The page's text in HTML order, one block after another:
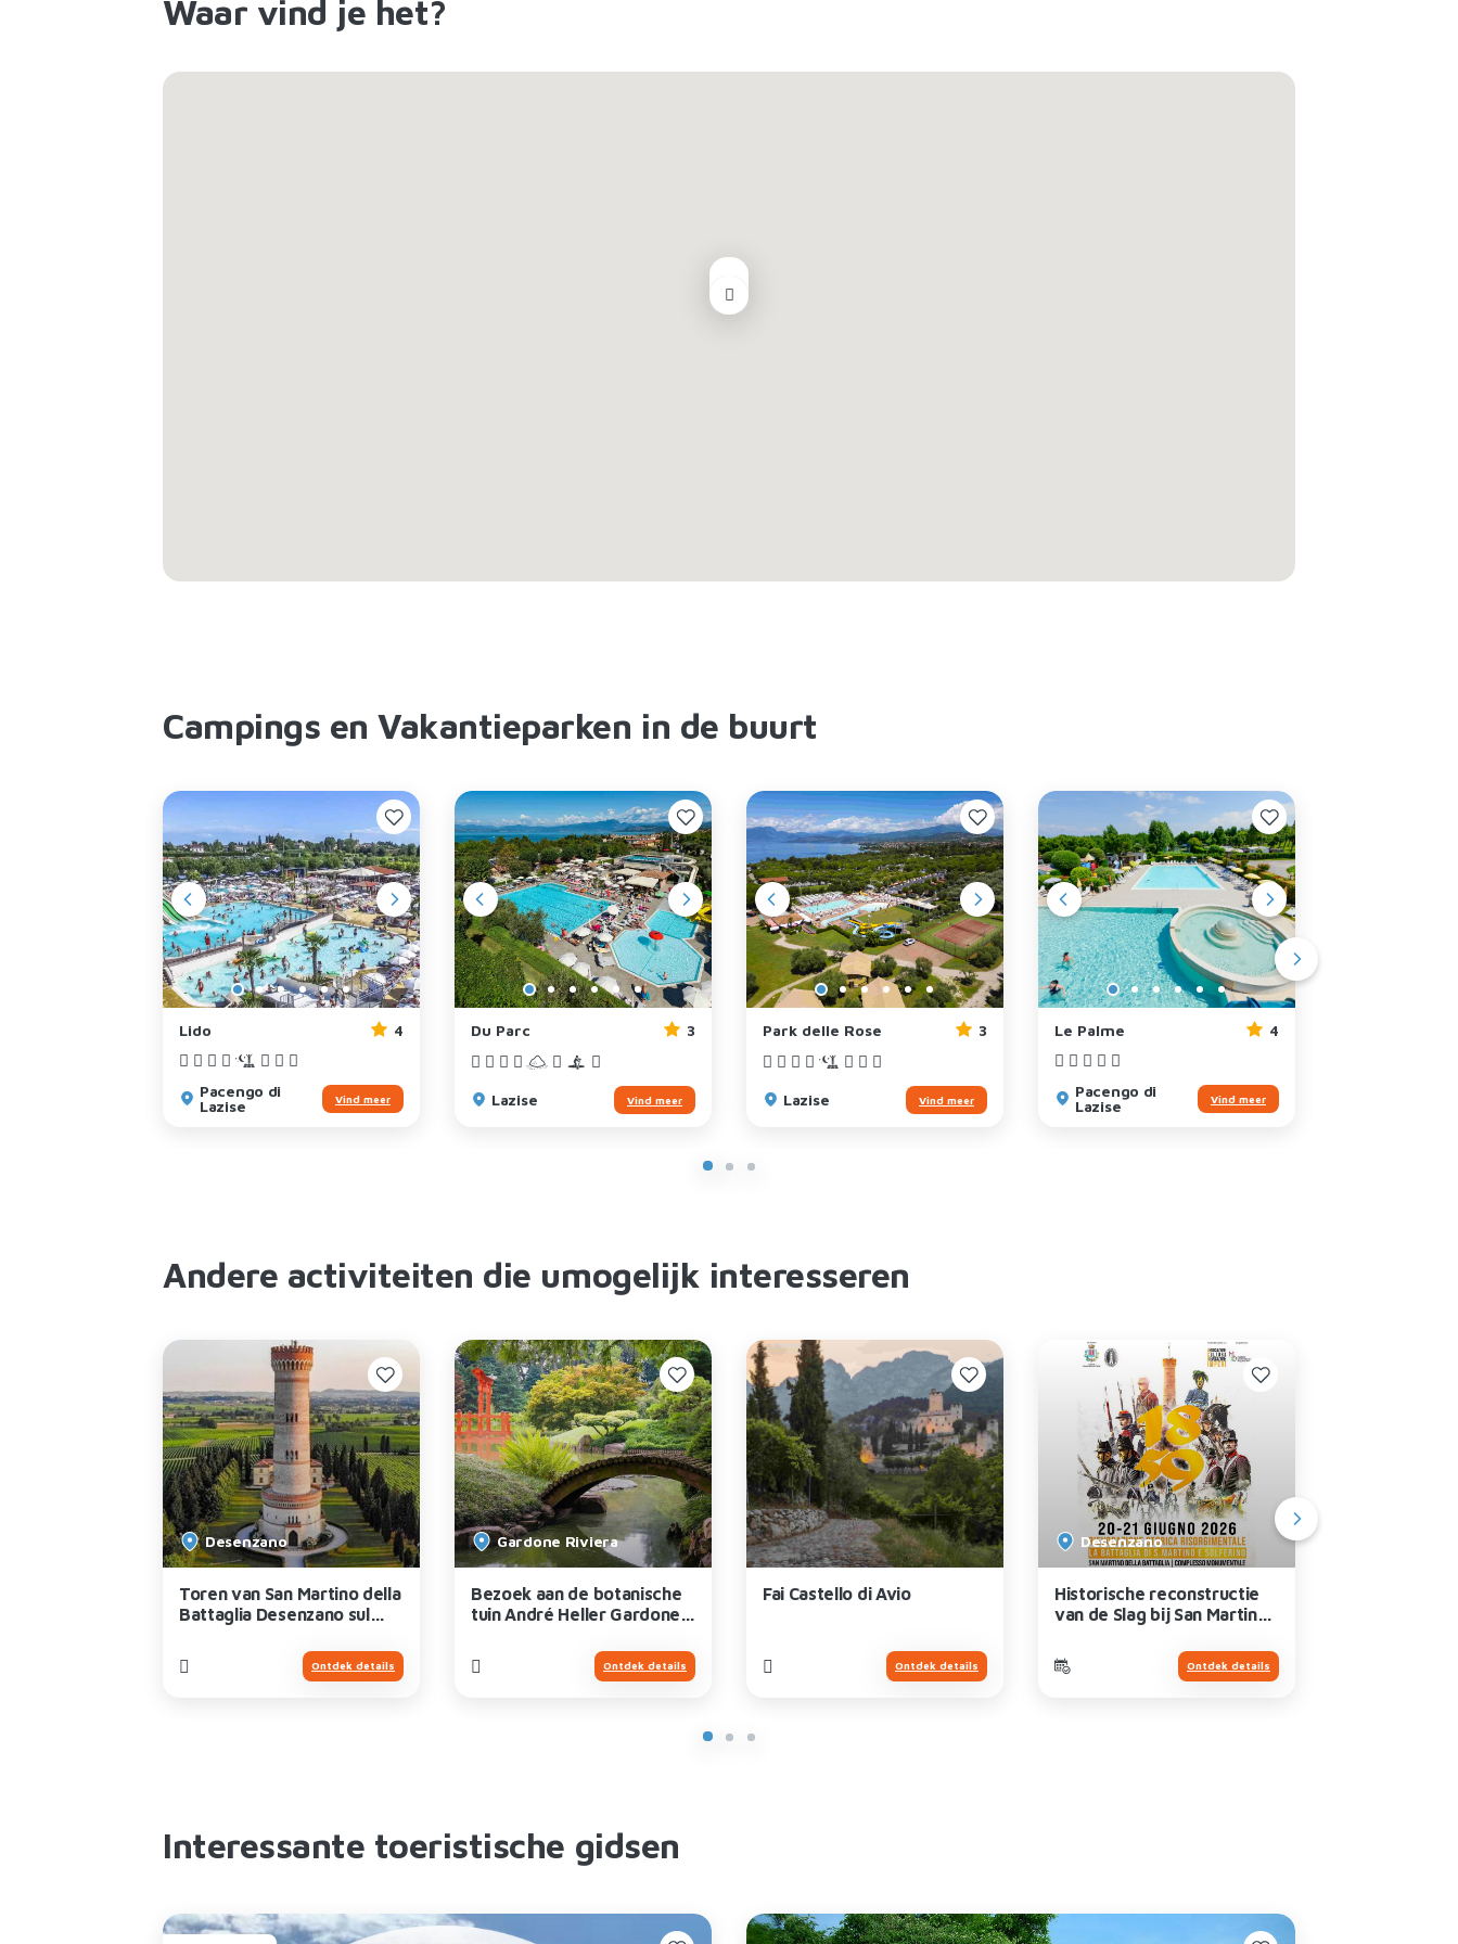
Waar vind je het?
Campings en Vakantieparken in de buurt
Lido 4
Pacengo di
Lazise
Vind meer
Du Parc 3
Lazise Vind meer
Park delle Rose 3
Lazise Vind meer
Le Palme 4
Pacengo di
Lazise
Vind meer
Andere activiteiten die umogelijk interesseren
Desenzano
Toren van San Martino della
Battaglia Desenzano sul
Ontdek details
Gardone Riviera
Bezoek aan de botanische
tuin André Heller Gardone
Ontdek details
Fai Castello di Avio
Ontdek details
Desenzano
Historische reconstructie
van de Slag bij San Martino
Ontdek details
Interessante toeristische gidsen